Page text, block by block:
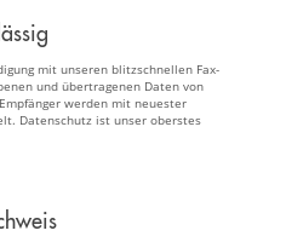
mit unseren blitzschnellen Fax-
und übertragenen Daten von
werden mit neuester
Datenschutz ist unser oberstes